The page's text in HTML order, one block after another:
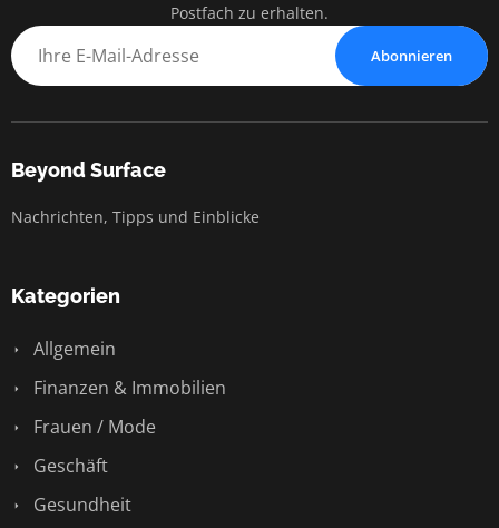
Postfach zu erhalten.
Abonnieren
Beyond Surface
Nachrichten, Tipps und Einblicke
Kategorien
Allgemein
Finanzen & Immobilien
Frauen / Mode
Geschäft
Gesundheit